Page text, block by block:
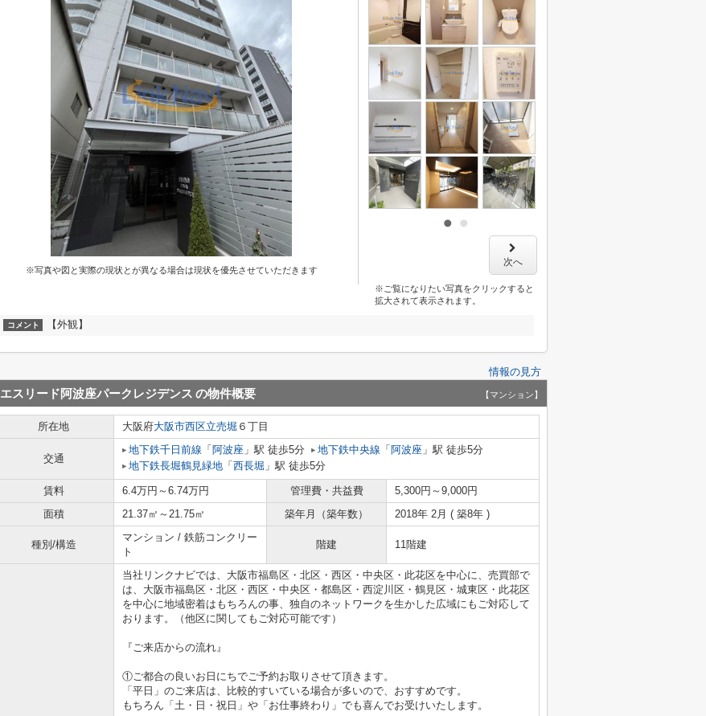
※写真や図と実際の現状とが異なる場合は現状を優先させていただきます
次へ
※ご覧になりたい写真をクリックすると
拡大されて表示されます。
コメント 【外観】
情報の見方
エスリード阿波座パークレジデンス の物件概要 【マンション】
所在地 大阪府大阪市西区立売堀 ６丁目
交通
地下鉄千日前線 「 阿波座 」駅 徒歩5分 地下鉄中央線 「 阿波座 」駅 徒歩5分
地下鉄長堀鶴見緑地 「 西長堀 」駅 徒歩5分
賃料 6.4万円～6.74万円 管理費・共益費
5,300円～9,000円
面積
21.37㎡～21.75㎡ 築年月（築年数） 2018年 2月 ( 築8年 )
種別/構造
マンション / 鉄筋コンクリー
ト
階建 11階建
当社リンクナビでは、大阪市福島区・北区・西区・中央区・此花区を中心に、売買部で
は、大阪市福島区・北区・西区・中央区・都島区・西淀川区・鶴見区・城東区・此花区
を中心に地域密着はもちろんの事、独自のネットワークを生かした広域にもご対応して
おります。（他区に関してもご対応可能です）
『ご来店からの流れ』
①ご都合の良いお日にちでご予約お取りさせて頂きます。
「平日」のご来店は、比較的すいている場合が多いので、おすすめです。
もちろん「土・日・祝日」や「お仕事終わり」でも喜んでお受けいたします。